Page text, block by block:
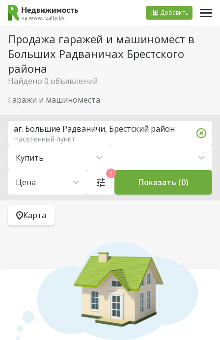
Добавить
Продажа гаражей и машиномест в
Больших Радваничах Брестского
района
Найдено 0 объявлений
Гаражи и машиноместа
Купить
Цена
аг. Большие Радваничи, Брестский район
Населенный пункт
1
Показать (0)
Карта